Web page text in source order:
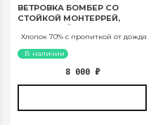
ВЕТРОВКА БОМБЕР СО
СТОЙКОЙ МОНТЕРРЕЙ,
Хлопок 70% с пропиткой от дождя
В наличии
8 000 ₽